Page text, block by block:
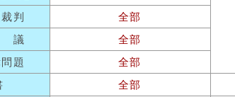
判
全部
議
全部
題
全部
全部